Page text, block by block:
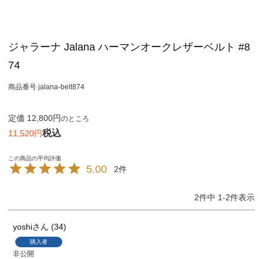
ジャラーナ Jalana ハーマンオークレザーベルト #8
74
商品番号 jalana-belt874
定価 12,800 のところ
11,520 税込
5.00 2
2件中 1-2件表示
yoshi 34
購入者
非公開